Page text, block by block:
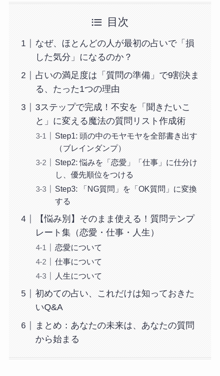
目次
なぜ、ほとんどの人が最初の占いで「損
した気分」になるのか？
占いの満足度は「質問の準備」で9割決ま
る、たった1つの理由
3ステップで完成！不安を「聞きたいこ
と」に変える魔法の質問リスト作成術
Step1: 頭の中のモヤモヤを全部書き出す
（ブレインダンプ）
Step2: 悩みを「恋愛」「仕事」に仕分け
し、優先順位をつける
Step3: 「NG質問」を「OK質問」に変換
する
【悩み別】そのまま使える！質問テンプ
レート集（恋愛・仕事・人生）
恋愛について
仕事について
人生について
初めての占い、これだけは知っておきた
いQ&A
まとめ：あなたの未来は、あなたの質問
から始まる